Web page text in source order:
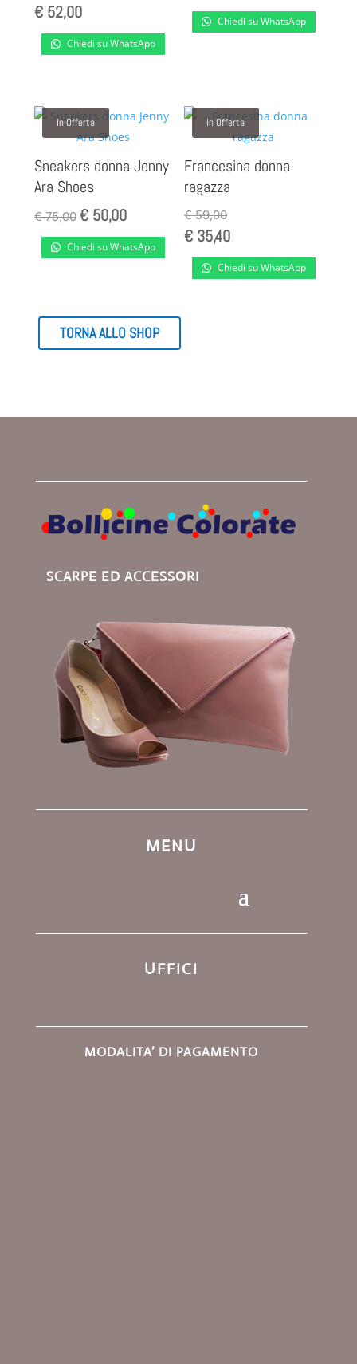
€52,00
Chiedi su WhatsApp
Chiedi su WhatsApp
In Offerta
Sneakers donna Jenny
Ara Shoes
€75,00 Il
prezzo
originale
€50,00Il
prezzo
attuale
Chiedi su WhatsApp
In Offerta
Francesina donna
ragazza
€59,00
€ 35,40
Chiedi su WhatsApp
TORNA ALLO SHOP
SCARPE ED ACCESSORI
MENU
UFFICI
MODALITA’ DI PAGAMENTO